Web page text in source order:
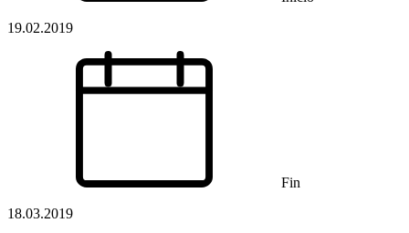
19.02.2019
Fin
18.03.2019